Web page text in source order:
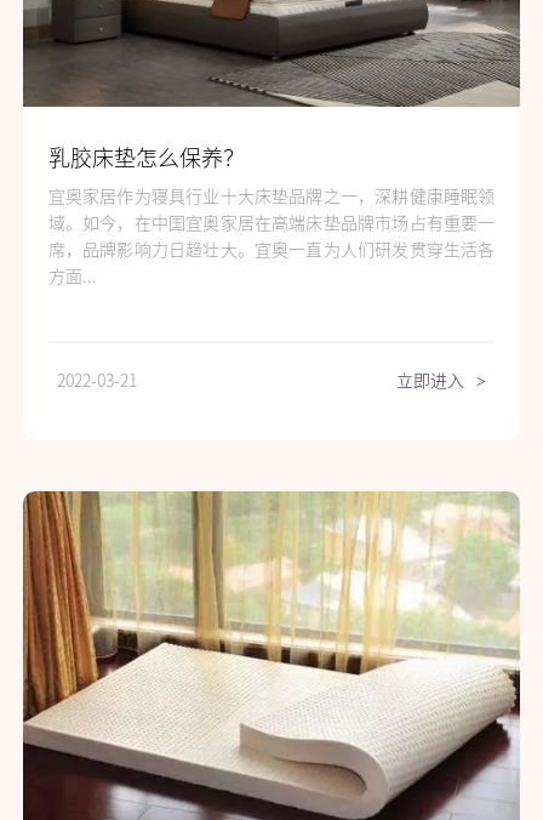
乳胶床垫怎么保养？
宜奥家居作为寝具行业十大床垫品牌之一，深耕健康睡眠领
域。如今，在中国宜奥家居在高端床垫品牌市场占有重要一
席，品牌影响力日趋壮大。宜奥一直为人们研发贯穿生活各
方面...
2022-03-21 立即进入 >